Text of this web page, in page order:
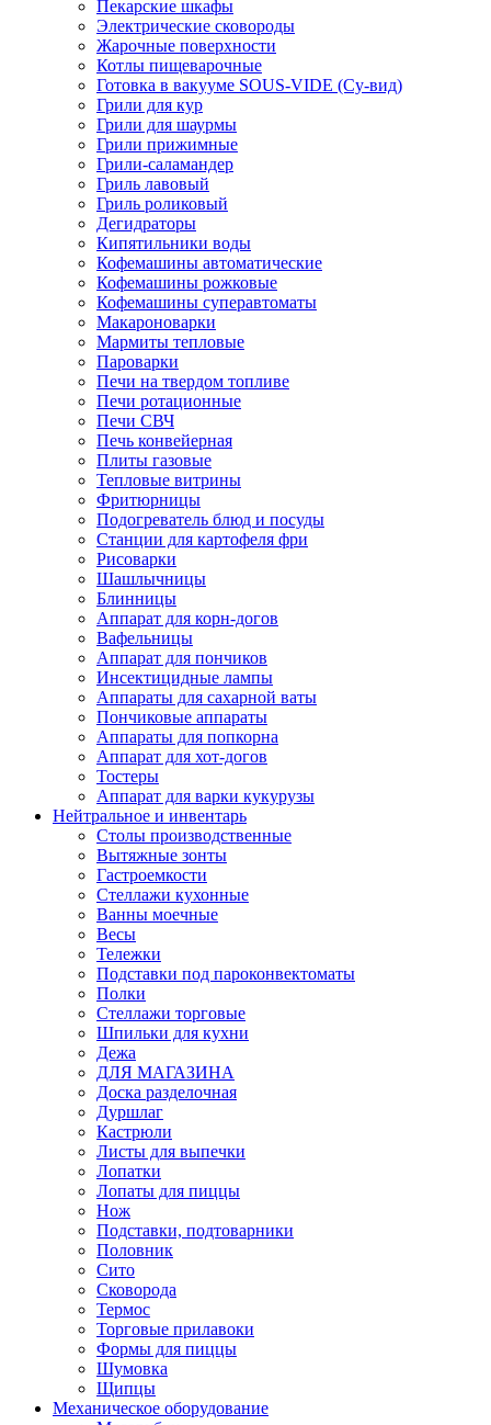
Пекарские шкафы
Электрические сковороды
Жарочные поверхности
Котлы пищеварочные
Готовка в вакууме SOUS-VIDE (Су-вид)
Грили для кур
Грили для шаурмы
Грили прижимные
Грили-саламандер
Гриль лавовый
Гриль роликовый
Дегидраторы
Кипятильники воды
Кофемашины автоматические
Кофемашины рожковые
Кофемашины суперавтоматы
Макароноварки
Мармиты тепловые
Пароварки
Печи на твердом топливе
Печи ротационные
Печи СВЧ
Печь конвейерная
Плиты газовые
Тепловые витрины
Фритюрницы
Подогреватель блюд и посуды
Станции для картофеля фри
Рисоварки
Шашлычницы
Блинницы
Аппарат для корн-догов
Вафельницы
Аппарат для пончиков
Инсектицидные лампы
Аппараты для сахарной ваты
Пончиковые аппараты
Аппараты для попкорна
Аппарат для хот-догов
Тостеры
Аппарат для варки кукурузы
Нейтральное и инвентарь
Столы производственные
Вытяжные зонты
Гастроемкости
Стеллажи кухонные
Ванны моечные
Весы
Тележки
Подставки под пароконвектоматы
Полки
Стеллажи торговые
Шпильки для кухни
Дежа
ДЛЯ МАГАЗИНА
Доска разделочная
Дуршлаг
Кастрюли
Листы для выпечки
Лопатки
Лопаты для пиццы
Нож
Подставки, подтоварники
Половник
Сито
Сковорода
Термос
Торговые прилавоки
Формы для пиццы
Шумовка
Щипцы
Механическое оборудование